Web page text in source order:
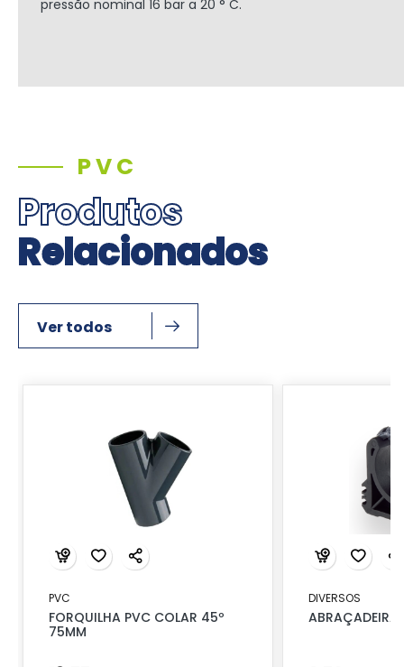
pressão nominal 16 bar a 20 ° C.
PVC
Produtos
Relacionados
Ver todos
PVC
FORQUILHA PVC COLAR 45º
75MM
DIVERSOS
ABRAÇADEIRA